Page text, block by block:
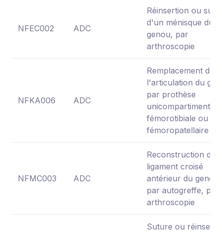
NFEC002 ADC
Réinsertion ou
d'un ménisque du
genou, par
arthroscopie
NFKA006 ADC
Remplacement de
l'articulation du
par prothèse
fémorotibiale ou
fémoropatellaire
NFMC003 ADC
Reconstruction du
ligament croisé
antérieur du genou
par autogreffe, par
arthroscopie
Suture ou